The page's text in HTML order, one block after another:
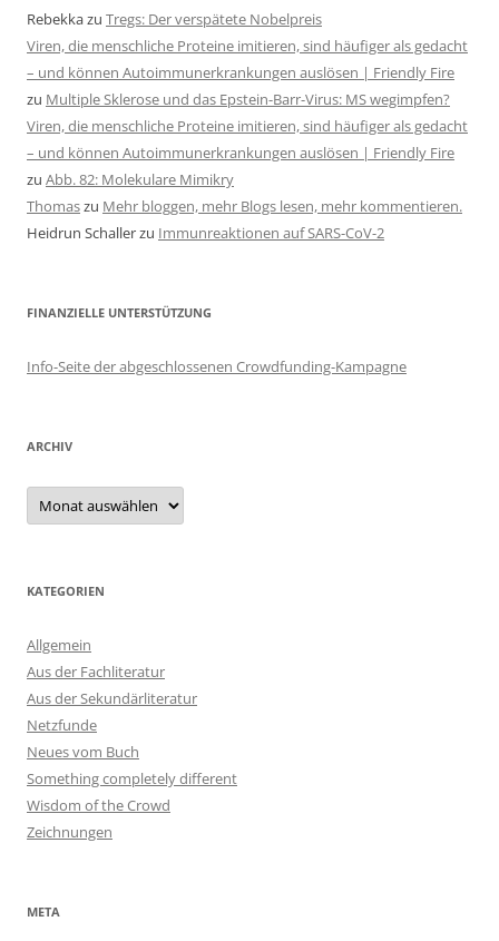
Rebekkazu Tregs: Der verspätete Nobelpreis
Viren, die menschliche Proteine imitieren, sind häufiger als gedacht
– und können Autoimmunerkrankungen auslösen | Friendly Fire
zu Multiple Sklerose und das Epstein-Barr-Virus: MS wegimpfen?
Viren, die menschliche Proteine imitieren, sind häufiger als gedacht
– und können Autoimmunerkrankungen auslösen | Friendly Fire
zu Abb. 82: Molekulare Mimikry
Thomaszu Mehr bloggen, mehr Blogs lesen, mehr kommentieren.
Heidrun Schallerzu Immunreaktionen auf SARS-CoV-2
FINANZIELLE UNTERSTÜTZUNG
Info-Seite der abgeschlossenen Crowdfunding-Kampagne
ARCHIV
Archiv
KATEGORIEN
Allgemein
Aus der Fachliteratur
Aus der Sekundärliteratur
Netzfunde
Neues vom Buch
Something completely different
Wisdom of the Crowd
Zeichnungen
META